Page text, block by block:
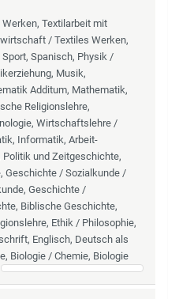
Textilarbeit mit
/ Textiles Werken,
Spanisch, Physik /
Musik,
Additum, Mathematik,
Religionslehre,
Wirtschaftslehre /
Informatik, Arbeit-
und Zeitgeschichte,
Geschichte / Sozialkunde /
Geschichte /
Biblische Geschichte,
Ethik / Philosophie,
Englisch, Deutsch als
Biologie / Chemie, Biologie